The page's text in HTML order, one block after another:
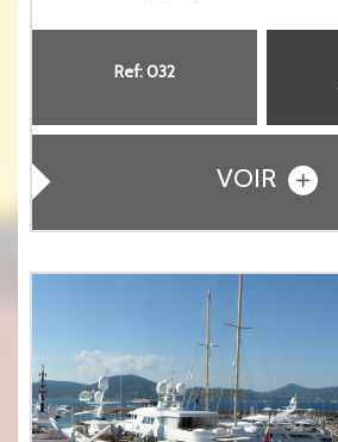
Ref: 032
VOIR